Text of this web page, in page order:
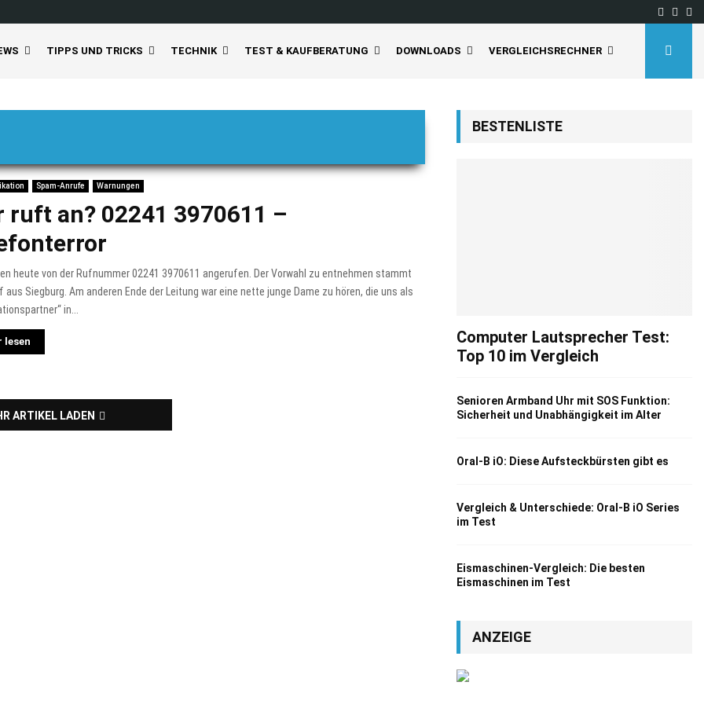
TIPPS UND TRICKS TECHNIK TEST & KAUFBERATUNG DOWNLOADS VERGLEICHSRECHNER
Spam-Anrufe Warnungen
ruft an? 02241 3970611 –
heute von der Rufnummer 02241 3970611 angerufen. Der Vorwahl zu entnehmen stammt
aus Siegburg. Am anderen Ende der Leitung war eine nette junge Dame zu hören, die uns als
in...
lesen
ARTIKEL LADEN
BESTENLISTE
Computer Lautsprecher Test:
Top 10 im Vergleich
Senioren Armband Uhr mit SOS Funktion:
Sicherheit und Unabhängigkeit im Alter
Oral-B iO: Diese Aufsteckbürsten gibt es
Vergleich & Unterschiede: Oral-B iO Series
im Test
Eismaschinen-Vergleich: Die besten
Eismaschinen im Test
ANZEIGE